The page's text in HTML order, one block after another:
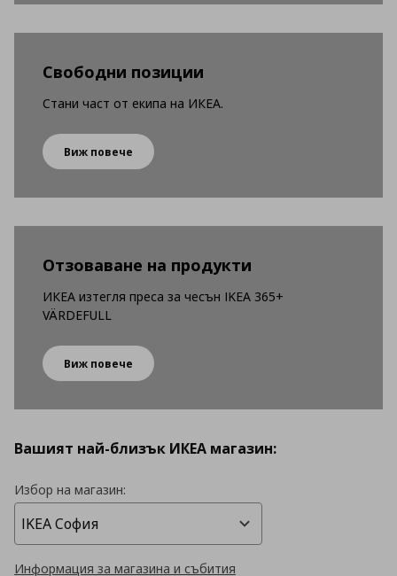
Свободни позиции
Стани част от екипа на ИКЕА.
Виж повече
Отзоваване на продукти
ИКЕА изтегля преса за чесън IKEA 365+
VÄRDEFULL
Виж повече
Вашият най-близък ИКЕА магазин:
Избор на магазин:
Информация за магазина и събития